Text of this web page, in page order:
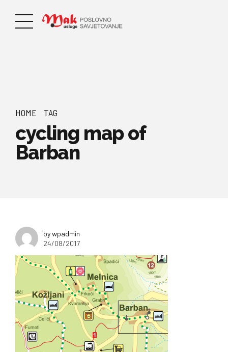
HOME TAG
cycling map of
Barban
by wpadmin
24/08/2017